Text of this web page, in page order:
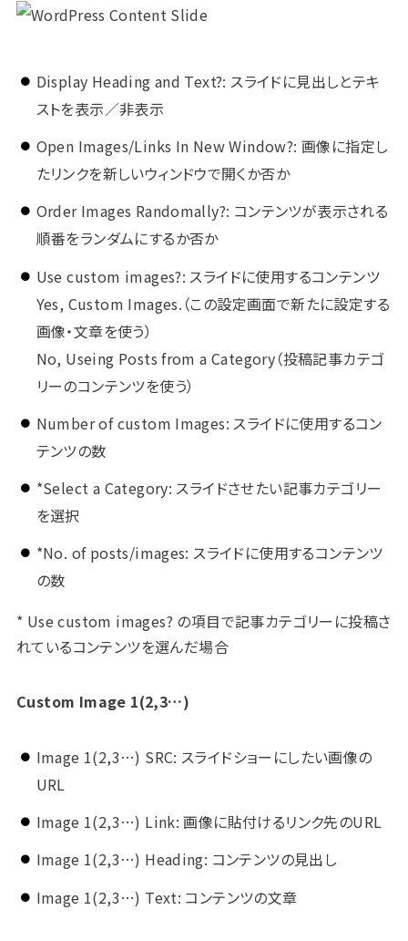
Display Heading and Text?: スライドに見出しとテキ
ストを表示／非表示
Open Images/Links In New Window?: 画像に指定し
たリンクを新しいウィンドウで開くか否か
Order Images Randomally?: コンテンツが表示される
順番をランダムにするか否か
Use custom images?: スライドに使用するコンテンツ
Yes, Custom Images.（この設定画面で新たに設定する
画像・文章を使う）
No, Useing Posts from a Category（投稿記事カテゴ
リーのコンテンツを使う）
Number of custom Images: スライドに使用するコン
テンツの数
*Select a Category: スライドさせたい記事カテゴリー
を選択
*No. of posts/images: スライドに使用するコンテンツ
の数
* Use custom images? の項目で記事カテゴリーに投稿さ
れているコンテンツを選んだ場合
Custom Image 1(2,3…)
Image 1(2,3…) SRC: スライドショーにしたい画像の
URL
Image 1(2,3…) Link: 画像に貼付けるリンク先のURL
Image 1(2,3…) Heading: コンテンツの見出し
Image 1(2,3…) Text: コンテンツの文章